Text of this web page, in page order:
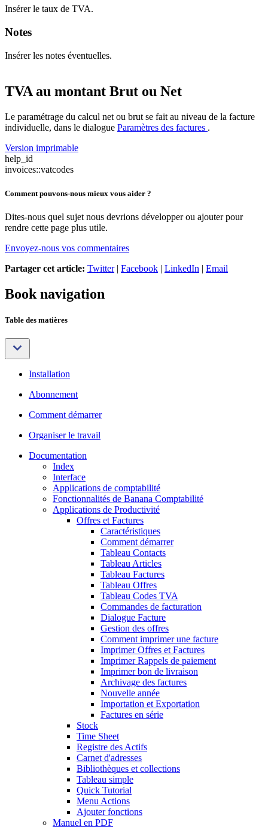
Insérer le taux de TVA.
Notes
Insérer les notes éventuelles.
TVAau montant Brut ou Net
Le paramétrage du calcul net ou brut se fait au niveau de la facture
individuelle, dans le dialogue Paramètres des factures .
Version imprimable
help_id
invoices::vatcodes
Comment pouvons-nous mieux vous aider ?
Dites-nous quel sujet nous devrions développer ou ajouter pour
rendre cette page plus utile.
Envoyez-nous vos commentaires
Partager cet article: Twitter| Facebook | LinkedIn | Email
Book navigation
Table des matières
Installation
Abonnement
Comment démarrer
Organiser le travail
Documentation
Index
Interface
Applications de comptabilité
Fonctionnalités de Banana Comptabilité
Applications de Productivité
Offres et Factures
Caractéristiques
Comment démarrer
Tableau Contacts
Tableau Articles
Tableau Factures
Tableau Offres
Tableau Codes TVA
Commandes de facturation
Dialogue Facture
Gestion des offres
Comment imprimer une facture
Imprimer Offres et Factures
Imprimer Rappels de paiement
Imprimer bon de livraison
Archivage des factures
Nouvelle année
Importation et Exportation
Factures en série
Stock
Time Sheet
Registre des Actifs
Carnet d'adresses
Bibliothèques et collections
Tableau simple
Quick Tutorial
Menu Actions
Ajouter fonctions
Manuel en PDF